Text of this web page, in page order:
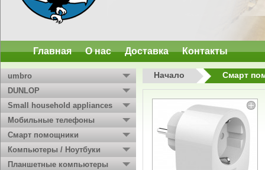
Главная О нас Доставка Контакты
umbro
DUNLOP
Small household appliances
Мобильные телефоны
Смарт помощники
Компьютеры / Ноутбуки
Планшетные компьютеры
Начало Смарт